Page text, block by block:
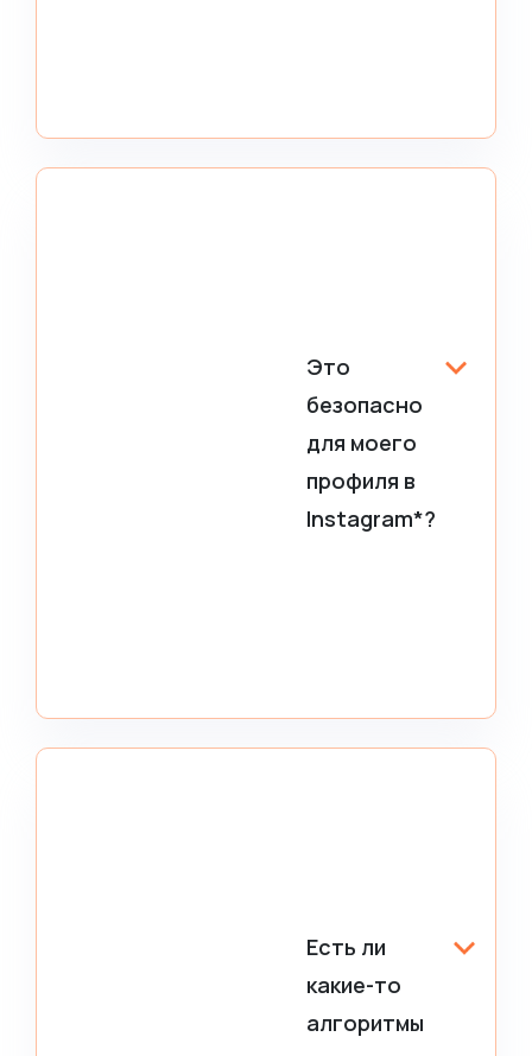
Это
безопасно
для моего
профиля в
Instagram*?
Есть ли
какие-то
алгоритмы